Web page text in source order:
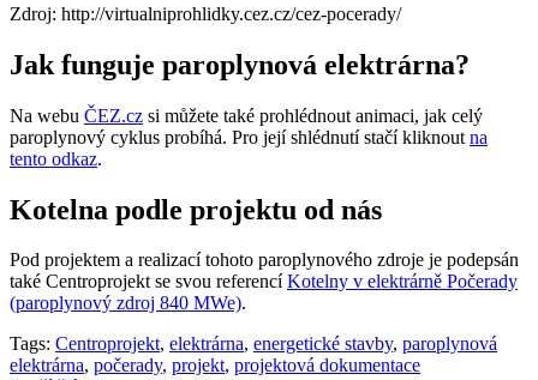
Zdroj: http://virtualniprohlidky.cez.cz/cez-pocerady/
Jak funguje paroplynová elektrárna?
Na webu ČEZ.cz si můžete také prohlédnout animaci, jak celý
paroplynový cyklus probíhá. Pro její shlédnutí stačí kliknout na
tento odkaz.
Kotelna podle projektu od nás
Pod projektem a realizací tohoto paroplynového zdroje je podepsán
také Centroprojekt se svou referencíKotelny v elektrárně Počerady
(paroplynový zdroj 840 MWe).
Tags: Centroprojekt, elektrárna, energetické stavby, paroplynová
elektrárna, počerady, projekt, projektová dokumentace